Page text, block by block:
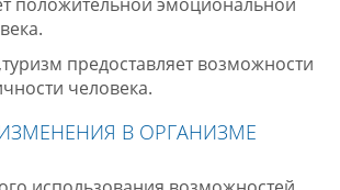
положительной эмоциональной
предоставляет возможности
человека.
В ОРГАНИЗМЕ